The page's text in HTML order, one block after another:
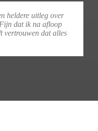
heldere uitleg over
dat ik na afloop
vertrouwen dat alles